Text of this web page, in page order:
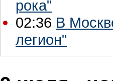
рока"
02:36 В
легион"